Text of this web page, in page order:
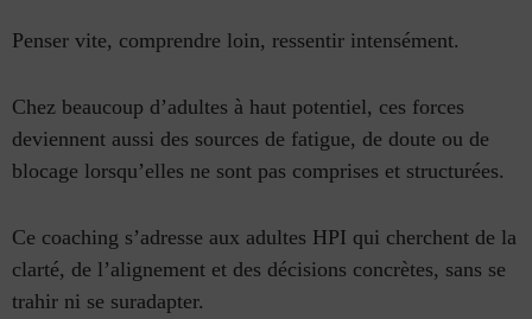
Penser vite, comprendre loin, ressentir intensément.
Chez beaucoup d’adultes à haut potentiel, ces forces
deviennent aussi des sources de fatigue, de doute ou de
blocage lorsqu’elles ne sont pas comprises et structurées.
Ce coaching s’adresse aux adultes HPI qui cherchent de la
clarté, de l’alignement et des décisions concrètes, sans se
trahir ni se suradapter.